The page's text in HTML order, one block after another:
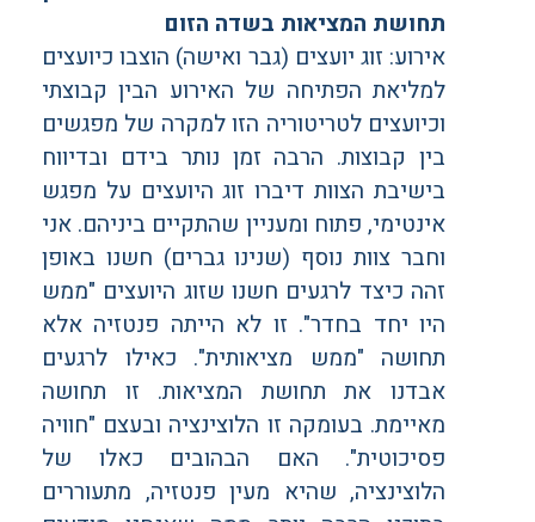
תחושת המציאות בשדה הזום
אירוע: זוג יועצים (גבר ואישה) הוצבו כיועצים
למליאת הפתיחה של האירוע הבין קבוצתי
וכיועצים לטריטוריה הזו למקרה של מפגשים
בין קבוצות. הרבה זמן נותר בידם ובדיווח
בישיבת הצוות דיברו זוג היועצים על מפגש
אינטימי, פתוח ומעניין שהתקיים ביניהם. אני
וחבר צוות נוסף (שנינו גברים) חשנו באופן
זהה כיצד לרגעים חשנו שזוג היועצים "ממש
היו יחד בחדר". זו לא הייתה פנטזיה אלא
תחושה "ממש מציאותית". כאילו לרגעים
אבדנו את תחושת המציאות. זו תחושה
מאיימת. בעומקה זו הלוצינציה ובעצם "חוויה
פסיכוטית". האם הבהובים כאלו של
הלוצינציה, שהיא מעין פנטזיה, מתעוררים